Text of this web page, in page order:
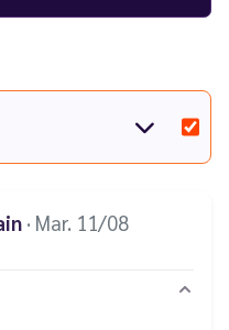
· Mar. 11/08